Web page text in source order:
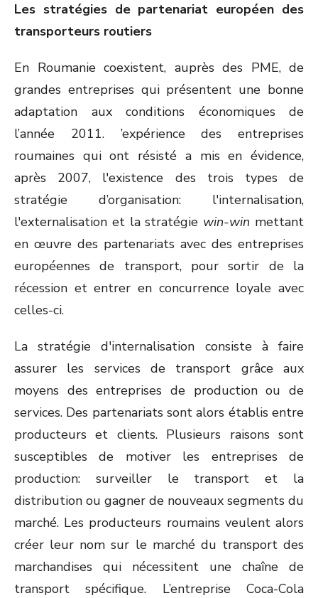
Les stratégies de partenariat européen des
transporteurs routiers
En Roumanie coexistent, auprès des PME, de
grandes entreprises qui présentent une bonne
adaptation aux conditions économiques de
l’année 2011. ’expérience des entreprises
roumaines qui ont résisté a mis en évidence,
après 2007, l'existence des trois types de
stratégie d’organisation: l'internalisation,
l'externalisation et la stratégie win-win mettant
en œuvre des partenariats avec des entreprises
européennes de transport, pour sortir de la
récession et entrer en concurrence loyale avec
celles-ci.
La stratégie d'internalisation consiste à faire
assurer les services de transport grâce aux
moyens des entreprises de production ou de
services. Des partenariats sont alors établis entre
producteurs et clients. Plusieurs raisons sont
susceptibles de motiver les entreprises de
production: surveiller le transport et la
distribution ou gagner de nouveaux segments du
marché. Les producteurs roumains veulent alors
créer leur nom sur le marché du transport des
marchandises qui nécessitent une chaîne de
transport spécifique. L’entreprise Coca-Cola